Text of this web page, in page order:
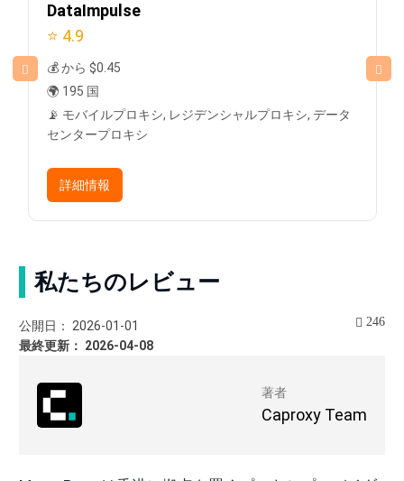
DataImpulse
⭐ 4.9
💰 から $0.45
🌍 195 国
📡 モバイルプロキシ, レジデンシャルプロキシ, データ
センタープロキシ
詳細情報
私たちのレビュー
著者
Caproxy Team
公開日： 2026-01-01
最終更新： 2026-04-08
246